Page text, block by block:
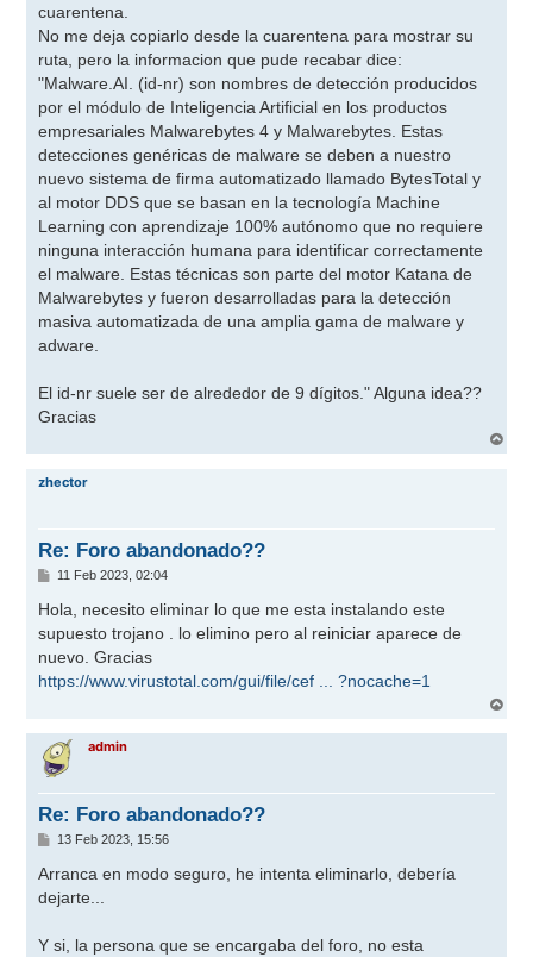
cuarentena.
No me deja copiarlo desde la cuarentena para mostrar su
ruta, pero la informacion que pude recabar dice:
"Malware.AI. (id-nr) son nombres de detección producidos
por el módulo de Inteligencia Artificial en los productos
empresariales Malwarebytes 4 y Malwarebytes. Estas
detecciones genéricas de malware se deben a nuestro
nuevo sistema de firma automatizado llamado BytesTotal y
al motor DDS que se basan en la tecnología Machine
Learning con aprendizaje 100% autónomo que no requiere
ninguna interacción humana para identificar correctamente
el malware. Estas técnicas son parte del motor Katana de
Malwarebytes y fueron desarrolladas para la detección
masiva automatizada de una amplia gama de malware y
adware.
El id-nr suele ser de alrededor de 9 dígitos." Alguna idea??
Gracias
r
zhector
Re: Foro abandonado??
M
n
s
a
e
11 Feb 2023, 02:04
Hola, necesito eliminar lo que me esta instalando este
supuesto trojano . lo elimino pero al reiniciar aparece de
nuevo. Gracias
https://www.virustotal.com/gui/file/cef ... ?nocache=1
r
admin
Re: Foro abandonado??
M
n
a
13 Feb 2023, 15:56
Arranca en modo seguro, he intenta eliminarlo, debería
dejarte...
Y si, la persona que se encargaba del foro, no esta